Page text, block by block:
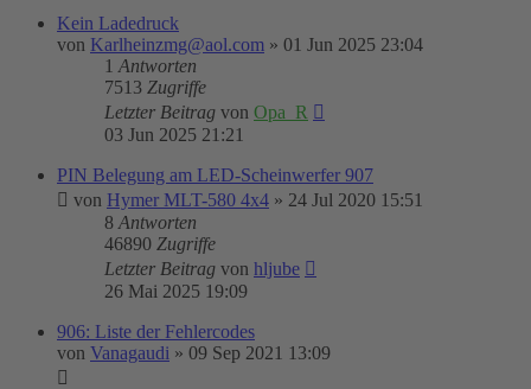
Kein Ladedruck
von Karlheinzmg@aol.com » 01 Jun 2025 23:04
1 Antworten
7513 Zugriffe
Letzter Beitrag von Opa_R
03 Jun 2025 21:21
PIN Belegung am LED-Scheinwerfer 907
von Hymer MLT-580 4x4 » 24 Jul 2020 15:51
8 Antworten
46890 Zugriffe
Letzter Beitrag von hljube
26 Mai 2025 19:09
906: Liste der Fehlercodes
von Vanagaudi » 09 Sep 2021 13:09